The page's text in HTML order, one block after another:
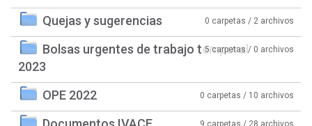
Quejas y sugerencias 0 carpetas / 2 archivos
Bolsas urgentes de trabajo temporal
2023
5 carpetas / 0 archivos
OPE 2022 0 carpetas / 10 archivos
9 carpetas / 28 archivos